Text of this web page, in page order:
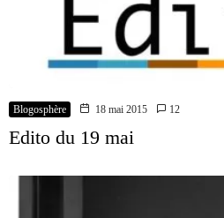
Blogosphère 18 mai 2015 12
Edito du 19 mai